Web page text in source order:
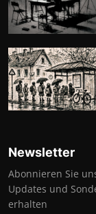
Newsletter
Abonnieren Sie
Updates und
erhalten